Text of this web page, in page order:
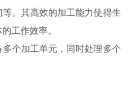
。其高效的加工能力使得生
工作效率。
个加工单元，同时处理多个